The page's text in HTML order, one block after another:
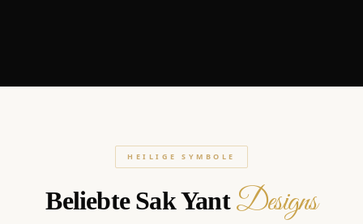
HEILIGE SYMBOLE
Beliebte Sak Yant Designs